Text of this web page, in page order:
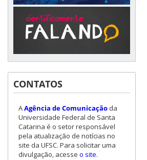
CONTATOS
AAgência de Comunicaçãoda
Universidade Federal de Santa
Catarina é o setor responsável
pela atualização de notícias no
site da UFSC. Para solicitar uma
divulgação, acesse o site.